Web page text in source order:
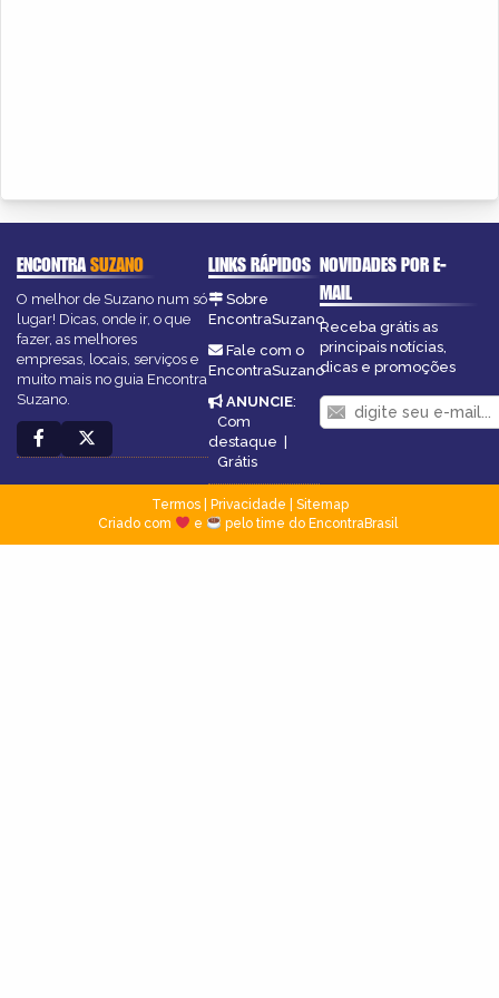
ENCONTRASUZANO
O melhor de Suzano num só
lugar! Dicas, onde ir, o que
fazer, as melhores
empresas, locais, serviços e
muito mais no guia Encontra
Suzano.
LINKS RÁPIDOS
Sobre
EncontraSuzano
Fale com o
EncontraSuzano
ANUNCIE:
Com
destaque |
Grátis
NOVIDADES POR E-
MAIL
Receba grátis as
principais notícias,
dicas e promoções
Termos| Privacidade
Sitemap
Criado com
e pelo time do EncontraBrasil